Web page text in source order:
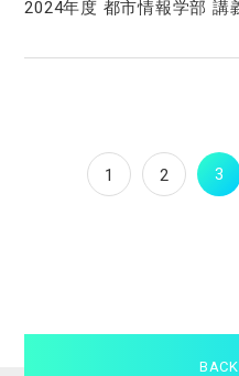
2024年度 都市情報学部 講
1 2 3